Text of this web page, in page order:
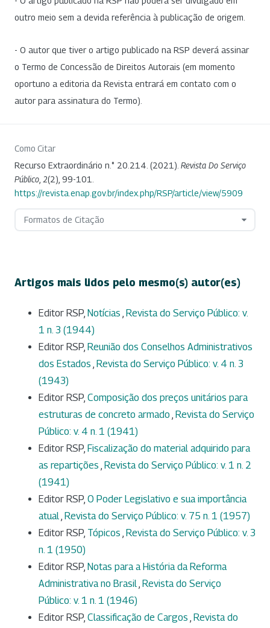
outro meio sem a devida referência à publicação de origem.
- O autor que tiver o artigo publicado na RSP deverá assinar
o Termo de Concessão de Direitos Autorais (em momento
oportuno a editoria da Revista entrará em contato com o
autor para assinatura do Termo).
Como Citar
Recurso Extraordinário n.° 20.214. (2021). Revista Do Serviço
Público 2(2), 99-101.
https://revista.enap.gov.br/index.php/RSP/article/view/5909
Formatos de Citação
Artigos mais lidos pelo mesmo(s) autor(es)
Editor RSP, Notícias , Revista do Serviço Público: v.
1 n. 3 (1944)
Editor RSP, Reunião dos Conselhos Administrativos
dos Estados , Revista do Serviço Público: v. 4 n. 3
(1943)
Editor RSP, Composição dos preços unitários para
estruturas de concreto armado , Revista do Serviço
Público: v. 4 n. 1 (1941)
Editor RSP, Fiscalização do material adquirido para
as repartições , Revista do Serviço Público: v. 1 n. 2
(1941)
Editor RSP, O Poder Legislativo e sua importância
atual, Revista do Serviço Público: v. 75 n. 1 (1957)
Editor RSP, Tópicos , Revista do Serviço Público: v. 3
n. 1 (1950)
Editor RSP, Notas para a História da Reforma
Administrativa no Brasil, Revista do Serviço
Público: v. 1 n. 1 (1946)
Editor RSP, Classificação de Cargos , Revista do